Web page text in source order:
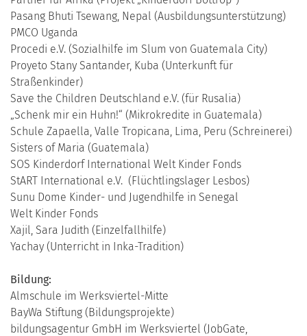
Pasang Bhuti Tsewang, Nepal (Ausbildungsunterstützung)
PMCO Uganda
Procedi e.V. (Sozialhilfe im Slum von Guatemala City)
Proyeto Stany Santander, Kuba (Unterkunft für
Straßenkinder)
Save the Children Deutschland e.V. (für Rusalia)
„Schenk mir ein Huhn!“ (Mikrokredite in Guatemala)
Schule Zapaella, Valle Tropicana, Lima, Peru (Schreinerei)
Sisters of Maria (Guatemala)
SOS Kinderdorf International Welt Kinder Fonds
StART International e.V. (Flüchtlingslager Lesbos)
Sunu Dome Kinder- und Jugendhilfe in Senegal
Welt Kinder Fonds
Xajil, Sara Judith (Einzelfallhilfe)
Yachay (Unterricht in Inka-Tradition)
Bildung:
Almschule im Werksviertel-Mitte
BayWa Stiftung (Bildungsprojekte)
bildungsagentur GmbH im Werksviertel (JobGate,